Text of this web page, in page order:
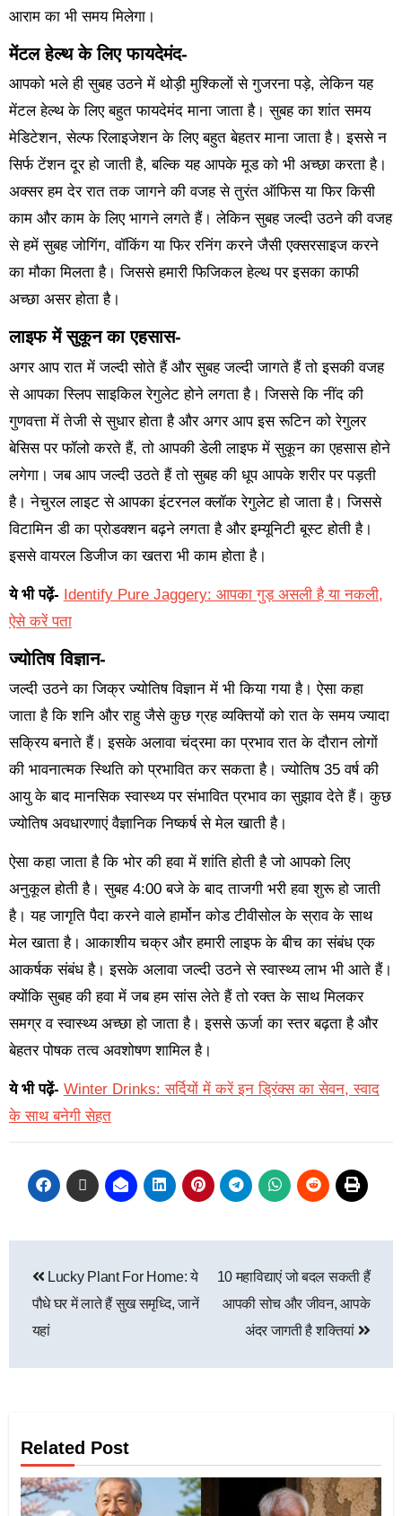
आराम का भी समय मिलेगा।
मेंटल हेल्थ के लिए फायदेमंद-
आपको भले ही सुबह उठने में थोड़ी मुश्किलों से गुजरना पड़े, लेकिन यह
मेंटल हेल्थ के लिए बहुत फायदेमंद माना जाता है। सुबह का शांत समय
मेडिटेशन, सेल्फ रिलाइजेशन के लिए बहुत बेहतर माना जाता है। इससे न
सिर्फ टेंशन दूर हो जाती है, बल्कि यह आपके मूड को भी अच्छा करता है।
अक्सर हम देर रात तक जागने की वजह से तुरंत ऑफिस या फिर किसी
काम और काम के लिए भागने लगते हैं। लेकिन सुबह जल्दी उठने की वजह
से हमें सुबह जोगिंग, वॉकिंग या फिर रनिंग करने जैसी एक्सरसाइज करने
का मौका मिलता है। जिससे हमारी फिजिकल हेल्थ पर इसका काफी
अच्छा असर होता है।
लाइफ में सुकून का एहसास-
अगर आप रात में जल्दी सोते हैं और सुबह जल्दी जागते हैं तो इसकी वजह
से आपका स्लिप साइकिल रेगुलेट होने लगता है। जिससे कि नींद की
गुणवत्ता में तेजी से सुधार होता है और अगर आप इस रूटिन को रेगुलर
बेसिस पर फॉलो करते हैं, तो आपकी डेली लाइफ में सुकून का एहसास होने
लगेगा। जब आप जल्दी उठते हैं तो सुबह की धूप आपके शरीर पर पड़ती
है। नेचुरल लाइट से आपका इंटरनल क्लॉक रेगुलेट हो जाता है। जिससे
विटामिन डी का प्रोडक्शन बढ़ने लगता है और इम्यूनिटी बूस्ट होती है।
इससे वायरल डिजीज का खतरा भी काम होता है।
ये भी पढ़ें- Identify Pure Jaggery: आपका गुड़ असली है या नकली,
ऐसे करें पता
ज्योतिष विज्ञान-
जल्दी उठने का जिक्र ज्योतिष विज्ञान में भी किया गया है। ऐसा कहा
जाता है कि शनि और राहु जैसे कुछ ग्रह व्यक्तियों को रात के समय ज्यादा
सक्रिय बनाते हैं। इसके अलावा चंद्रमा का प्रभाव रात के दौरान लोगों
की भावनात्मक स्थिति को प्रभावित कर सकता है। ज्योतिष 35 वर्ष की
आयु के बाद मानसिक स्वास्थ्य पर संभावित प्रभाव का सुझाव देते हैं। कुछ
ज्योतिष अवधारणाएं वैज्ञानिक निष्कर्ष से मेल खाती है।
ऐसा कहा जाता है कि भोर की हवा में शांति होती है जो आपको लिए
अनुकूल होती है। सुबह 4:00 बजे के बाद ताजगी भरी हवा शुरू हो जाती
है। यह जागृति पैदा करने वाले हार्मोन कोड टीवीसोल के स्राव के साथ
मेल खाता है। आकाशीय चक्र और हमारी लाइफ के बीच का संबंध एक
आकर्षक संबंध है। इसके अलावा जल्दी उठने से स्वास्थ्य लाभ भी आते हैं।
क्योंकि सुबह की हवा में जब हम सांस लेते हैं तो रक्त के साथ मिलकर
समग्र व स्वास्थ्य अच्छा हो जाता है। इससे ऊर्जा का स्तर बढ़ता है और
बेहतर पोषक तत्व अवशोषण शामिल है।
ये भी पढ़ें- Winter Drinks: सर्दियों में करें इन ड्रिंक्स का सेवन, स्वाद
के साथ बनेगी सेहत
Lucky Plant For Home: ये
पौधे घर में लाते हैं सुख समृध्दि, जानें
यहां
10 महाविद्याएं जो बदल सकती हैं
आपकी सोच और जीवन, आपके
अंदर जागती है शक्तियां
Related Post